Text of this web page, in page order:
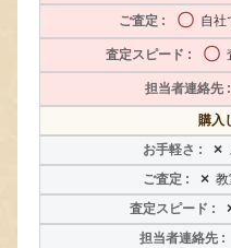
〇 自社
〇
購入
×
×